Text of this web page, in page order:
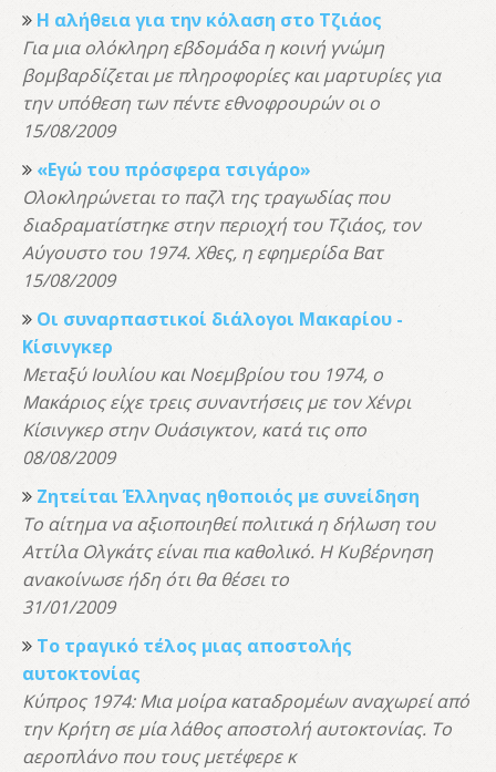
Η αλήθεια για την κόλαση στο Τζιάος
Για μια ολόκληρη εβδομάδα η κοινή γνώμη
βομβαρδίζεται με πληροφορίες και μαρτυρίες για
την υπόθεση των πέντε εθνοφρουρών οι ο
15/08/2009
«Εγώ του πρόσφερα τσιγάρο»
Ολοκληρώνεται το παζλ της τραγωδίας που
διαδραματίστηκε στην περιοχή του Τζιάος, τον
Αύγουστο του 1974. Χθες, η εφημερίδα Βατ
15/08/2009
Οι συναρπαστικοί διάλογοι Μακαρίου -
Κίσινγκερ
Μεταξύ Ιουλίου και Νοεμβρίου του 1974, ο
Μακάριος είχε τρεις συναντήσεις με τον Χένρι
Κίσινγκερ στην Ουάσιγκτον, κατά τις οπο
08/08/2009
Ζητείται Έλληνας ηθοποιός με συνείδηση
Το αίτημα να αξιοποιηθεί πολιτικά η δήλωση του
Αττίλα Ολγκάτς είναι πια καθολικό. Η Κυβέρνηση
ανακοίνωσε ήδη ότι θα θέσει το
31/01/2009
Το τραγικό τέλος μιας αποστολής
αυτοκτονίας
Κύπρος 1974: Μια μοίρα καταδρομέων αναχωρεί από
την Κρήτη σε μία λάθος αποστολή αυτοκτονίας. Το
αεροπλάνο που τους μετέφερε κ